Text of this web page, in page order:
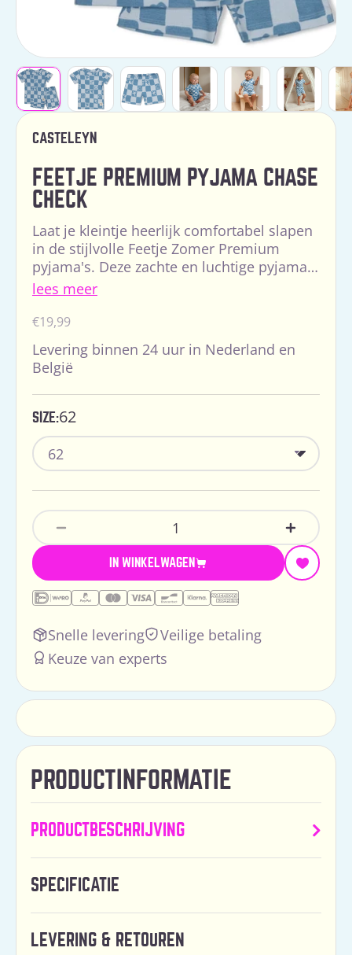
CASTELEYN
FEETJE PREMIUM PYJAMA CHASE
CHECK
Laat je kleintje heerlijk comfortabel slapen
in de stijlvolle Feetje Zomer Premium
pyjama's. Deze zachte en luchtige pyjama's
zijn perfect voor warmere nachten en
lees meer
Normale
€19,99
Levering binnen 24 uur in Nederland en
België
SIZE:62
Hoeveelheid
Aantal Verlagen Voor Feetje PremiumVerhoog
IN WINKELWAGEN
Snelle levering
Veilige betaling
Keuze van experts
PRODUCTINFORMATIE
PRODUCTBESCHRIJVING
SPECIFICATIE
LEVERING & RETOUREN